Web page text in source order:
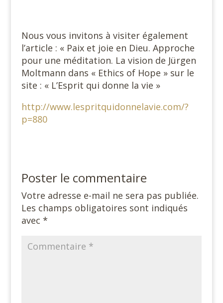
Nous vous invitons à visiter également
l’article : « Paix et joie en Dieu. Approche
pour une méditation. La vision de Jürgen
Moltmann dans « Ethics of Hope » sur le
site : « L’Esprit qui donne la vie »
http://www.lespritquidonnelavie.com/?
p=880
Poster le commentaire
Votre adresse e-mail ne sera pas publiée.
Les champs obligatoires sont indiqués
avec *